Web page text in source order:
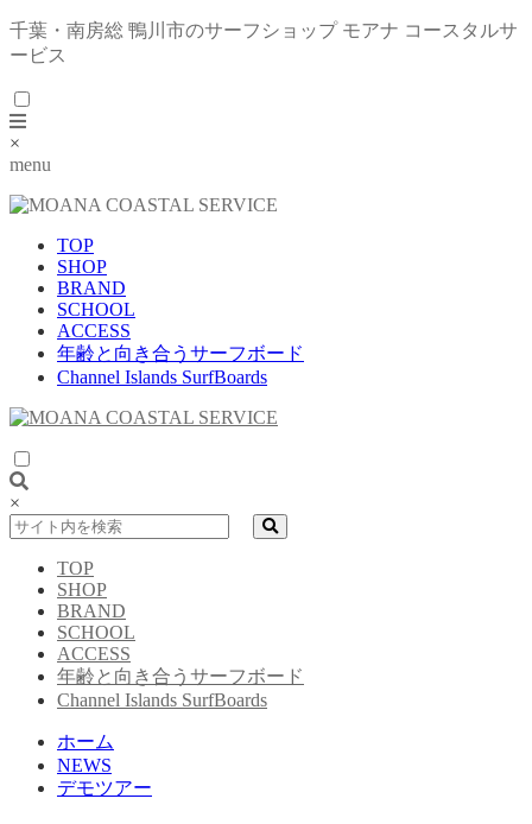
千葉・南房総 鴨川市のサーフショップ モアナ コースタルサ
ービス
×
menu
TOP
SHOP
BRAND
SCHOOL
ACCESS
年齢と向き合うサーフボード
Channel Islands SurfBoards
×
TOP
SHOP
BRAND
SCHOOL
ACCESS
年齢と向き合うサーフボード
Channel Islands SurfBoards
ホーム
NEWS
デモツアー